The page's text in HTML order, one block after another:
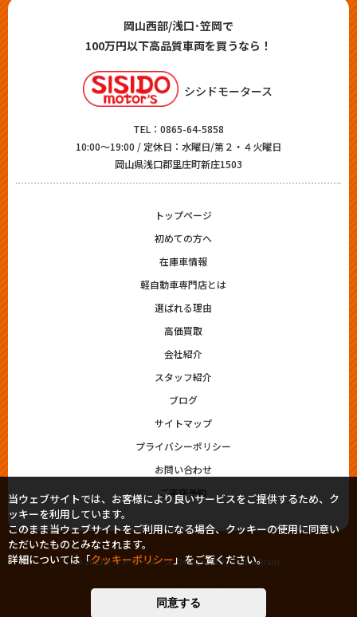
岡山西部/浅口･笠岡で
100万円以下高品質車両を買うなら！
シシドモータース
TEL： 0865-64-5858
10:00～19:00 / 定休日：水曜日/第２・４火曜日
岡山県浅口郡里庄町新庄1503
トップページ
初めての方へ
在庫車情報
軽自動車専門店とは
選ばれる理由
高価買取
会社紹介
スタッフ紹介
ブログ
サイトマップ
プライバシーポリシー
お問い合わせ
ご来店予約
© 2023シシドモータース. Designed byTratto Brain.
当ウェブサイトでは、お客様により良いサービスをご提供するため、ク
ッキーを利用しています。
このまま当ウェブサイトをご利用になる場合、クッキーの使用に同意い
ただいたものとみなされます。
詳細については「クッキーポリシー」をご覧ください。
同意する